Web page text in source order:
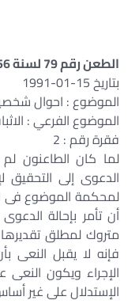
الطعن رقم 79 لسنة 56 مكتب فنى 42 صفحة رقم 212
بتاريخ 15-01-1991
الموضوع : احوال
الموضوع الفرعي :
فقرة رقم : 2
لما كان الطاعنون
الدعوى إلى التحقيق
أن تأمر بإحالة
متروك لمطلق
فإنه لا يقبل النعى
الإجراء ويكون
الإستدلال على غير